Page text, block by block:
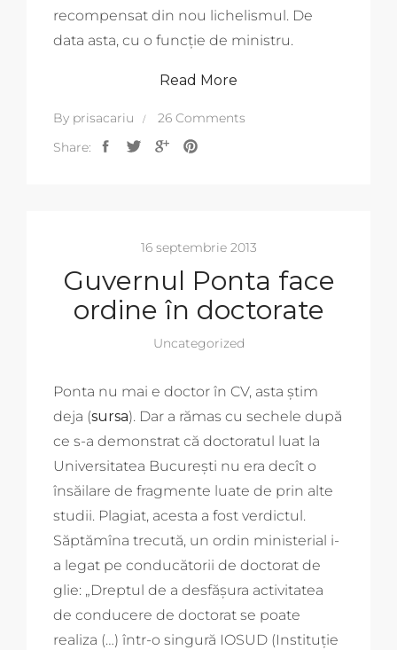
recompensat din nou lichelismul. De
data asta, cu o funcție de ministru.
Read More
By prisacariu
26 Comments
Share:
16 septembrie 2013
Guvernul Ponta face
ordine în doctorate
Uncategorized
Ponta nu mai e doctor în CV, asta știm
deja (sursa). Dar a rămas cu sechele după
ce s-a demonstrat că doctoratul luat la
Universitatea București nu era decît o
însăilare de fragmente luate de prin alte
studii. Plagiat, acesta a fost verdictul.
Săptămîna trecută, un ordin ministerial i-
a legat pe conducătorii de doctorat de
glie: „Dreptul de a desfășura activitatea
de conducere de doctorat se poate
realiza (…) într-o singură IOSUD (Instituție